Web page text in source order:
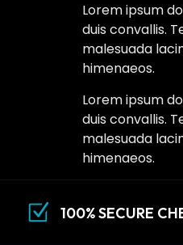
Lorem ipsum
duis convallis.
malesuada
himenaeos.
Lorem ipsum
duis convallis.
malesuada
himenaeos.
100% SECURE